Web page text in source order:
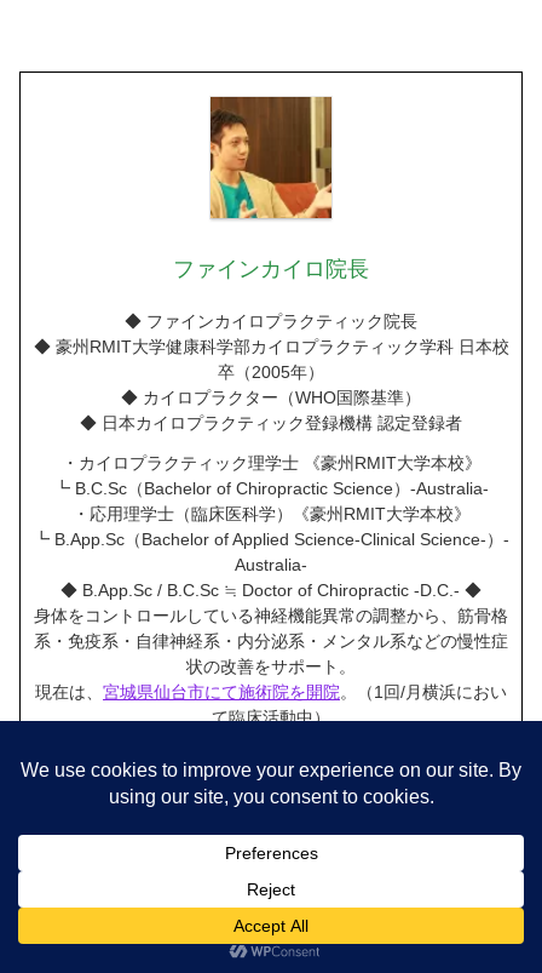
ファインカイロ院長
◆ ファインカイロプラクティック院長
◆ 豪州RMIT大学健康科学部カイロプラクティック学科 日本校
卒（2005年）
◆ カイロプラクター（WHO国際基準）
◆ 日本カイロプラクティック登録機構 認定登録者
・カイロプラクティック理学士 《豪州RMIT大学本校》
┗ B.C.Sc（Bachelor of Chiropractic Science）-Australia-
・応用理学士（臨床医科学）《豪州RMIT大学本校》
┗ B.App.Sc（Bachelor of Applied Science-Clinical Science-）-
Australia-
◆ B.App.Sc / B.C.Sc ≒ Doctor of Chiropractic -D.C.- ◆
身体をコントロールしている神経機能異常の調整から、筋骨格
系・免疫系・自律神経系・内分泌系・メンタル系などの慢性症
状の改善をサポート。
現在は、 宮城県仙台市にて施術院を開院。（1回/月横浜におい
て臨床活動中）
予約申し込み・ご相談はLINEから
検索